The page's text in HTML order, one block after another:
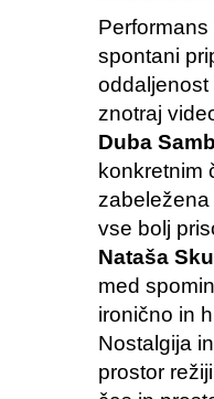
spontani
oddaljenost
znotraj
Duba
konkretnim
zabeležena
vse bolj
Nataša
med
ironično in
Nostalgija
prostor